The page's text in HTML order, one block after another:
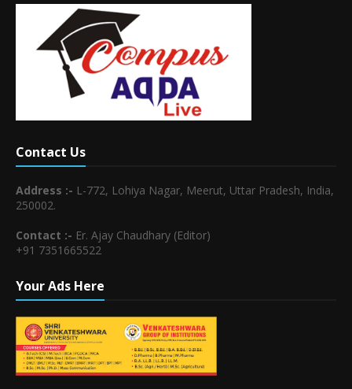
Contact Us
Address :- L-772, Lohiya Nagar, Meerut, Uttar Pradesh, India,
250002.
Contact :- Er. Ajay Chaudhary (Editor)
+91 7351665522
Your Ads Here